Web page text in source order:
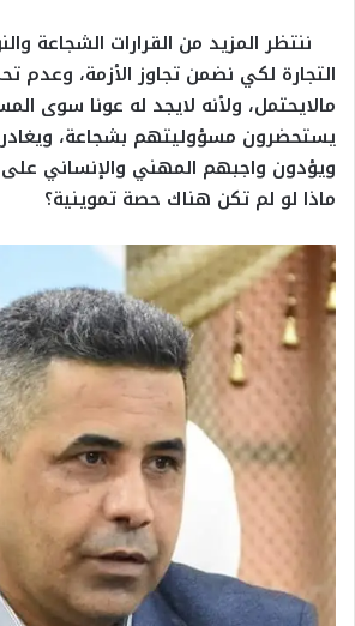
ننتظر المزيد من القرارات الشجاعة
التجارة لكي نضمن تجاوز الأزمة، وعدم
مالايحتمل، ولأنه لايجد له عونا سوى
يستحضرون مسؤوليتهم بشجاعة،
ويؤدون واجبهم المهني والإنساني
ماذا لو لم تكن هناك حصة تموينية؟